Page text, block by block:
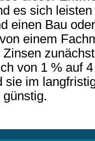
es sich
einen Bau
einem
Zinsen
von 1 % auf
sie im